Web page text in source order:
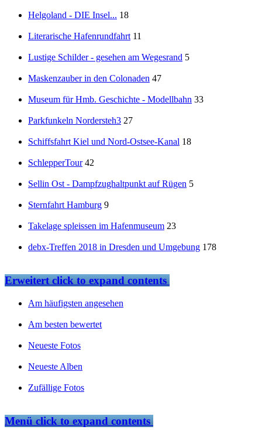
Helgoland - DIE Insel... 18
Literarische Hafenrundfahrt 11
Lustige Schilder - gesehen am Wegesrand 5
Maskenzauber in den Colonaden 47
Museum für Hmb. Geschichte - Modellbahn 33
Parkfunkeln Nordersteh3 27
Schiffsfahrt Kiel und Nord-Ostsee-Kanal 18
SchlepperTour 42
Sellin Ost - Dampfzughaltpunkt auf Rügen 5
Sternfahrt Hamburg 9
Takelage spleissen im Hafenmuseum 23
debx-Treffen 2018 in Dresden und Umgebung 178
Erweitertclick to expand contents
Am häufigsten angesehen
Am besten bewertet
Neueste Fotos
Neueste Alben
Zufällige Fotos
Menüclick to expand contents